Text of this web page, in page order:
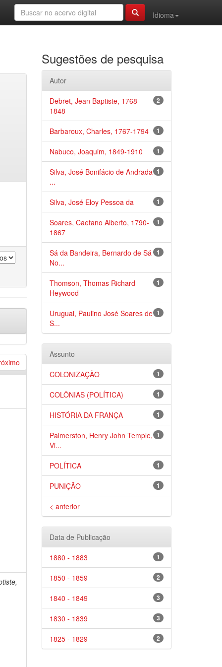
Idioma
Sugestões de pesquisa
Autor
2
Debret, Jean Baptiste, 1768-
1848
1
Barbaroux, Charles, 1767-1794
1
Nabuco, Joaquim, 1849-1910
1
Silva, José Bonifácio de Andrada
...
1
Silva, José Eloy Pessoa da
1
Soares, Caetano Alberto, 1790-
1867
1
Sá da Bandeira, Bernardo de Sá
No...
1
Thomson, Thomas Richard
Heywood
1
Uruguai, Paulino José Soares de
S...
Assunto
1
COLONIZAÇÃO
1
COLÔNIAS (POLÍTICA)
1
HISTÓRIA DA FRANÇA
1
Palmerston, Henry John Temple,
Vi...
1
POLÍTICA
1
PUNIÇÃO
< anterior
Data de Publicação
1
1880 - 1883
2
1850 - 1859
3
1840 - 1849
3
1830 - 1839
2
1825 - 1829